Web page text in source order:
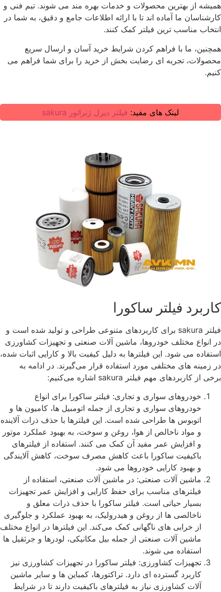
همیشه از بهترین محصولات و خدمات بهره ‌مند می شوند. تیم فنی و
کارشناسان ما آماده ‌اند تا با ارائه اطلاعات جامع و دقیق، به شما در
انتخاب مناسب ‌ترین فیلتر کمک کنند.
همچنین، ما با فراهم کردن شرایط خرید آسان و ارسال سریع
محصولات، تجربه ‌ای رضایت‌ بخش از خرید را برای شما فراهم می
‌کنیم.
لینک های مفید: فیلتر دیزل ژنراتور sakura
کاربرد فیلتر ساکورا
فیلتر sakura برای کاربردهای متنوعی طراحی و تولید شده است و
در انواع مختلف خودروها، ماشین ‌آلات صنعتی و تجهیزات کشاورزی
استفاده می ‌شود. این فیلترها به دلیل کیفیت بالا و کارایی اثبات‌ شده،
در زمینه ‌های مختلفی مورد استفاده قرار می‌گیرند. در ادامه به
برخی از کاربردهای مهم فیلتر sakura اشاره می‌کنیم:
خودروهای سواری و تجاری: فیلتر ساکورا برای انواع
خودروهای سواری و تجاری از جمله اتومبیل ‌ها، کامیون ‌ها و
اتوبوس ‌ها طراحی شده ‌است. این فیلترها با حذف ذرات آلاینده
و مواد ناخالص از هوا، روغن و سوخت، به بهبود عملکرد موتور
و افزایش عمر مفید آن کمک می ‌کنند. استفاده از فیلترهای
باکیفیت ساکورا باعث کاهش مصرف سوخت، کاهش آلایندگی
و بهبود کارایی خودروها می ‌شود.
ماشین‌ آلات صنعتی: در ماشین ‌آلات صنعتی، استفاده از
فیلترهای مناسب برای حفظ کارایی و افزایش عمر تجهیزات
بسیار حیاتی است. فیلتر ساکورا با حذف ذرات معلق و
ناخالصی ‌ها از روغن و هیدرولیک، به بهبود عملکرد و جلوگیری
از خرابی‌ های ناگهانی کمک می‌کند. این فیلترها در انواع مختلف
ماشین ‌آلات صنعتی از جمله بیل مکانیکی، لودرها و جرثقیل ‌ها
استفاده می ‌شوند.
تجهیزات کشاورزی: فیلتر ساکورا در تجهیزات کشاورزی نیز
کاربرد گسترده ‌ای دارد. تراکتورها، کمباین ‌ها و سایر ماشین
‌آلات کشاورزی نیاز به فیلترهای باکیفیت دارند تا در شرایط